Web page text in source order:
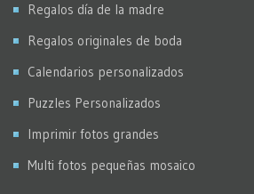
Regalos día de la madre
Regalos originales de boda
Calendarios personalizados
Puzzles Personalizados
Imprimir fotos grandes
Multi fotos pequeñas mosaico